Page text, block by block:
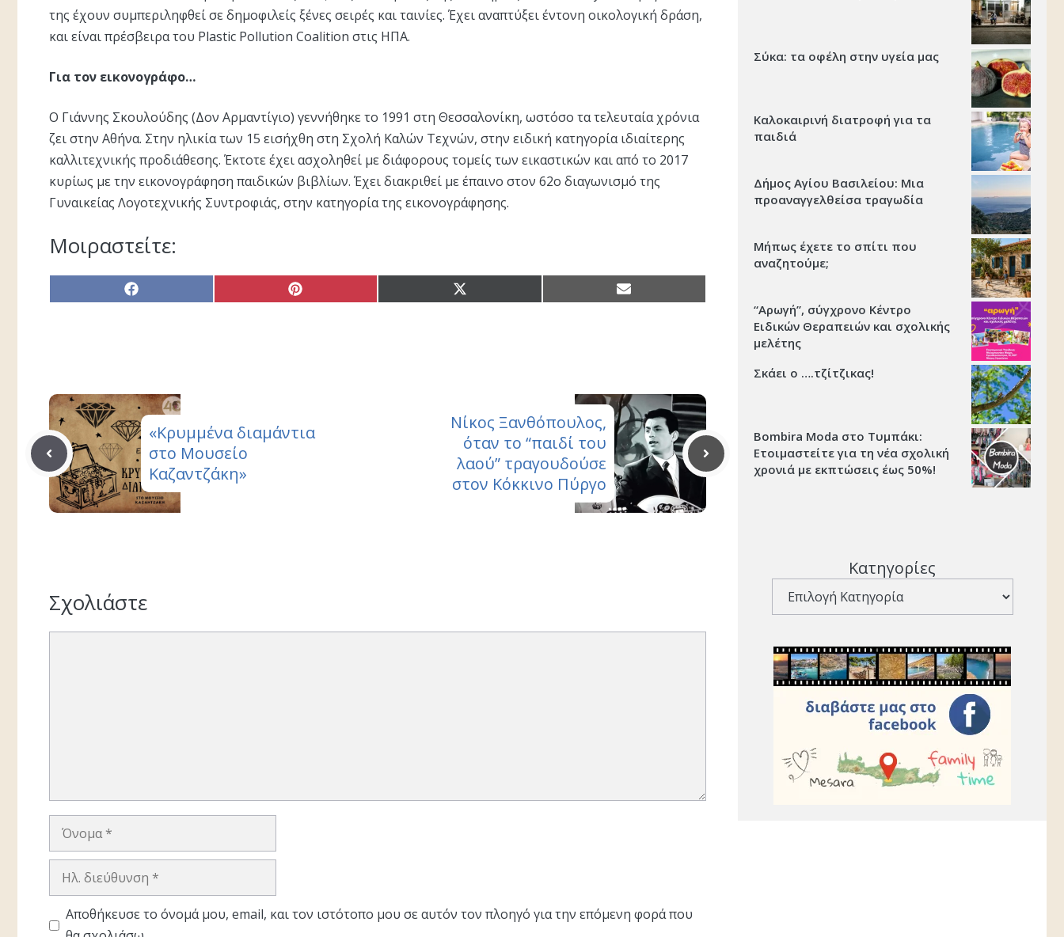
της έχουν συμπεριληφθεί σε δημοφιλείς ξένες σειρές και ταινίες. Έχει αναπτύξει έντονη οικολογική δράση,
και είναι πρέσβειρα του Plastic Pollution Coalition στις ΗΠΑ.
Για τον εικονογράφο…
Ο Γιάννης Σκουλούδης (Δον Αρμαντίγιο) γεννήθηκε το 1991 στη Θεσσαλονίκη, ωστόσο τα τελευταία χρόνια
ζει στην Αθήνα. Στην ηλικία των 15 εισήχθη στη Σχολή Καλών Τεχνών, στην ειδική κατηγορία ιδιαίτερης
καλλιτεχνικής προδιάθεσης. Έκτοτε έχει ασχοληθεί με διάφορους τομείς των εικαστικών και από το 2017
κυρίως με την εικονογράφηση παιδικών βιβλίων. Έχει διακριθεί με έπαινο στον 62ο διαγωνισμό της
Γυναικείας Λογοτεχνικής Συντροφιάς, στην κατηγορία της εικονογράφησης.
Μοιραστείτε:
Share
on
Share
on
Share
on
Share
on
«Κρυμμένα διαμάντια
στο Μουσείο
Καζαντζάκη»
Νίκος Ξανθόπουλος,
όταν το “παιδί του
λαού” τραγουδούσε
στον Κόκκινο Πύργο
Σχολιάστε
Όνομα
Ηλ.
Αποθήκευσε το όνομά μου, email, και τον ιστότοπο μου σε αυτόν τον πλοηγό για την επόμενη φορά που
Σύκα: τα οφέλη στην υγεία μας
Καλοκαιρινή διατροφή για τα
παιδιά
Δήμος Αγίου Βασιλείου: Μια
προαναγγελθείσα τραγωδία
Μήπως έχετε το σπίτι που
αναζητούμε;
“Αρωγή”, σύγχρονο Κέντρο
Ειδικών Θεραπειών και σχολικής
μελέτης
Σκάει ο ….τζίτζικας!
Bombira Moda στο Τυμπάκι:
Ετοιμαστείτε για τη νέα σχολική
χρονιά με εκπτώσεις έως 50%!
Κατηγορίες